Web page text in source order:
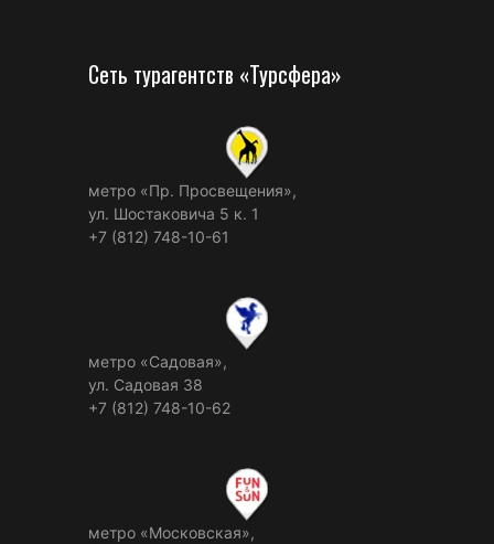
Сеть турагентств «Турсфера»
метро «Пр. Просвещения»,
ул. Шостаковича 5 к. 1
+7 (812) 748-10-61
метро «Садовая»,
ул. Садовая 38
+7 (812) 748-10-62
метро «Московская»,